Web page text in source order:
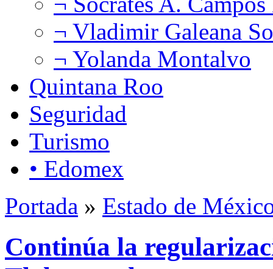
¬ Vladimir Galeana
¬ Yolanda Montalvo
Quintana Roo
Seguridad
Turismo
• Edomex
Portada » Estado de
Continúa la